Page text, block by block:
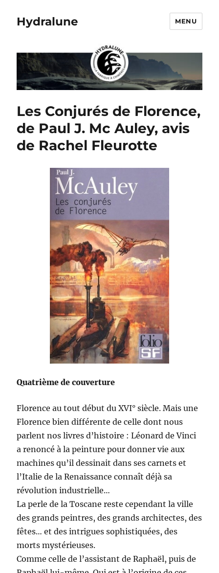
Hydralune MENU
Les Conjurés de Florence,
de Paul J. Mc Auley, avis
de Rachel Fleurotte
Quatrième de couverture
Florence au tout début du XVI° siècle. Mais une
Florence bien différente de celle dont nous
parlent nos livres d’histoire : Léonard de Vinci
a renoncé à la peinture pour donner vie aux
machines qu’il dessinait dans ses carnets et
l’Italie de la Renaissance connaît déjà sa
révolution industrielle…
La perle de la Toscane reste cependant la ville
des grands peintres, des grands architectes, des
fêtes… et des intrigues sophistiquées, des
morts mystérieuses.
Comme celle de l’assistant de Raphaël, puis de